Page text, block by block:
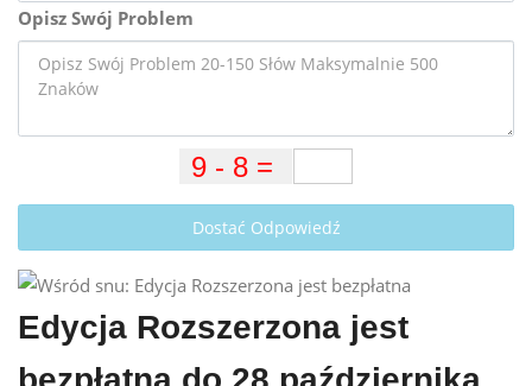
Opisz Swój Problem
Dostać Odpowiedź
Edycja Rozszerzona jest